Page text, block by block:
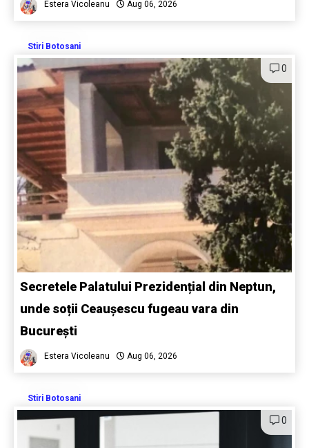
Estera Vicoleanu Aug 06, 2026
Stiri Botosani
0
Secretele Palatului Prezidențial din Neptun,
unde soții Ceaușescu fugeau vara din
București
Estera Vicoleanu Aug 06, 2026
Stiri Botosani
0